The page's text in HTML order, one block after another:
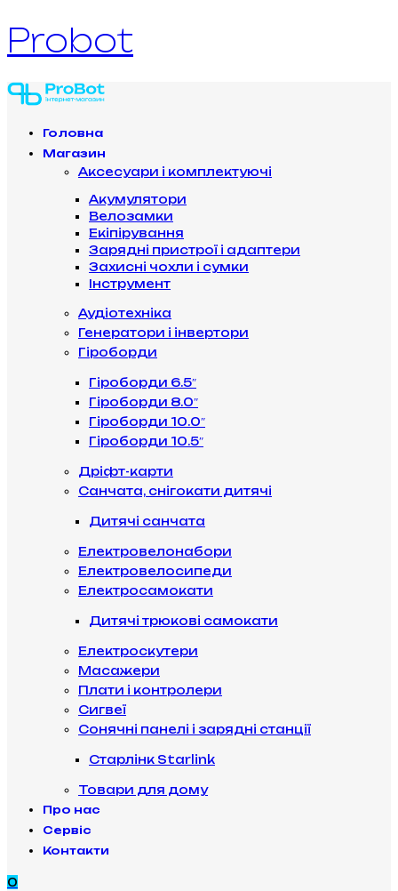
Probot
Головна
Магазин
Аксесуари і комплектуючі
Акумулятори
Велозамки
Екіпірування
Зарядні пристрої і адаптери
Захисні чохли і сумки
Інструмент
Аудіотехніка
Генератори і інвертори
Гіроборди
Гіроборди 6.5″
Гіроборди 8.0″
Гіроборди 10.0″
Гіроборди 10.5″
Дріфт-карти
Санчата, снігокати дитячі
Дитячі санчата
Електровелонабори
Електровелосипеди
Електросамокати
Дитячі трюкові самокати
Електроскутери
Масажери
Плати і контролери
Сигвеї
Сонячні панелі і зарядні станції
Старлінк Starlink
Товари для дому
Про нас
Сервіс
Контакти
0